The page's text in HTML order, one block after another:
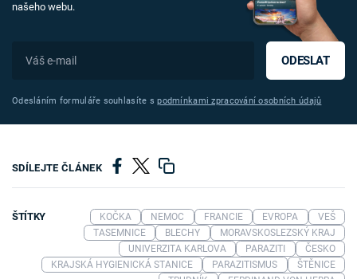
našeho webu.
ODESLAT
Odesláním formuláře souhlasíte spodmínkami zpracování osobních údajů
SDÍLEJTE ČLÁNEK
ŠTÍTKY KOČKA NEMOC FRANCIE EVROPA
VEŠ
TASEMNICE
BLECHY
MORAVSKOSLEZSKÝ KRAJ
UNIVERZITA KARLOVA
PARAZITI
ČESKO
KRAJSKÁ HYGIENICKÁ STANICE
PARAZITISMUS
ŠTĚNICE